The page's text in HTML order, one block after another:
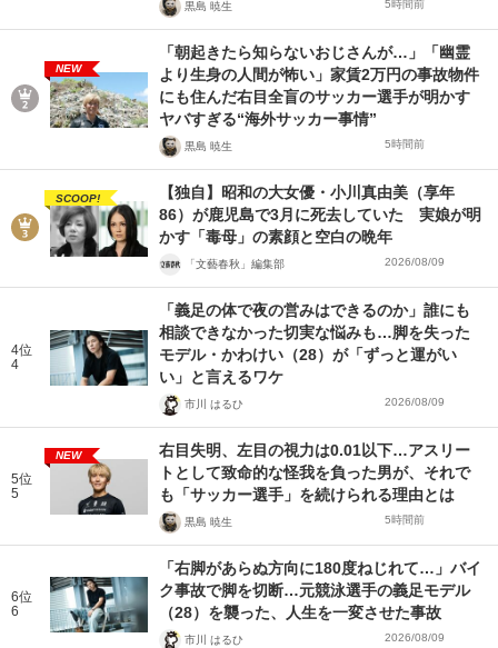
黒島 暁生 5時間前
NEW
「朝起きたら知らないおじさんが…」「幽霊
より生身の人間が怖い」家賃2万円の事故物件
にも住んだ右目全盲のサッカー選手が明かす
ヤバすぎる“海外サッカー事情”
黒島 暁生 5時間前
SCOOP!
【独自】昭和の大女優・小川真由美（享年
86）が鹿児島で3月に死去していた 実娘が明
かす「毒母」の素顔と空白の晩年
「文藝春秋」編集部 2026/08/09
4位
4
「義足の体で夜の営みはできるのか」誰にも
相談できなかった切実な悩みも…脚を失った
モデル・かわけい（28）が「ずっと運がい
い」と言えるワケ
市川 はるひ 2026/08/09
5位
5
NEW
右目失明、左目の視力は0.01以下…アスリー
トとして致命的な怪我を負った男が、それで
も「サッカー選手」を続けられる理由とは
黒島 暁生 5時間前
6位
6
「右脚があらぬ方向に180度ねじれて…」バイ
ク事故で脚を切断…元競泳選手の義足モデル
（28）を襲った、人生を一変させた事故
市川 はるひ 2026/08/09